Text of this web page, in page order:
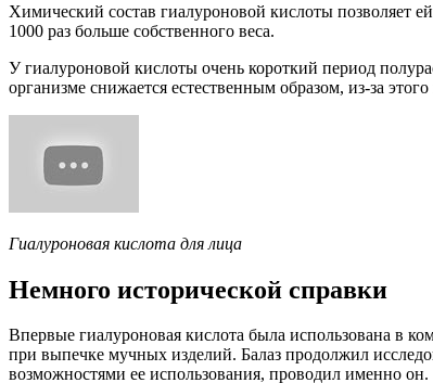
Химический состав гиалуроновой кислоты позволяет
1000 раз больше собственного веса.
У гиалуроновой кислоты очень короткий период
организме снижается естественным образом, из-за
Гиалуроновая кислота для лица
Немного исторической справки
Впервые гиалуроновая кислота была использована в
при выпечке мучных изделий. Балаз продолжил
возможностями ее использования, проводил именно он.